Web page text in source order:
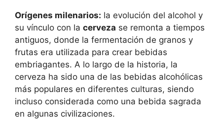
Orígenes milenarios: la evolución del alcohol y
su vínculo con la cerveza se remonta a tiempos
antiguos, donde la fermentación de granos y
frutas era utilizada para crear bebidas
embriagantes. A lo largo de la historia, la
cerveza ha sido una de las bebidas alcohólicas
más populares en diferentes culturas, siendo
incluso considerada como una bebida sagrada
en algunas civilizaciones.